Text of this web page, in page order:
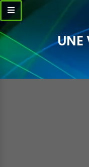
UNE